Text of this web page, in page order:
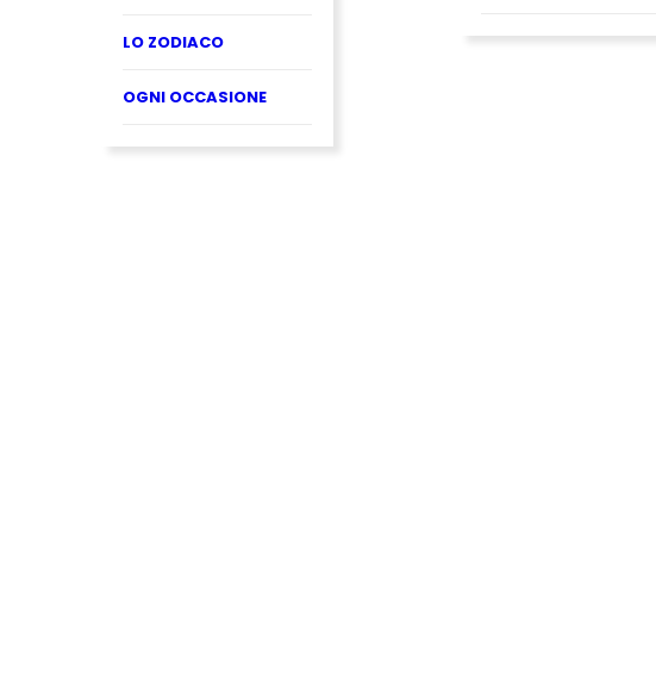
LO ZODIACO
OGNI OCCASIONE